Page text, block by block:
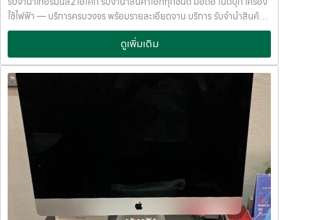
รับจำนำโทรศัพท์ Xiaomi ได้ในราคาที่คุ้มค่า เหมาะกับคนต้องการเงินด่วน
ระยะสั้นค่ะ OPPO รุ่นที่ร้านรับจำนำสนใจ OPPO เป็นมือถือที่มีดีไซน์สวย
และมีฐานลูกค้าค่อนข้างกว้าง รุ่นที่รับจำนำได้ดี: OPPO Find X7 / X6
Pro OPPO Reno 11 Pro เหมาะสำหรับการ รับฝากมือถือ OPPO โดยเฉ
พาะรุ่นท็อปหรือรุ่นที่สภาพดีครบกล่องค่ะ Vivo และ Google Pixel มือถือ
กลุ่มนี้เป็นสายเฉพาะทาง แต่ยังสามารถนำมาจำนำได้ รุ่นที่น่าสนใจ: Vivo
X100 Pro Vivo X90 Google Pixel 8 Pro Google Pixel 7 Pro หาก
เป็นรุ่นเรือธง สภาพดี
ร้านยังสามารถ รับจำนำโทรศัพท์ Vivo / Google
Pixel ได้ค่ะ ปัจจัยที่ทำให้โทรศัพท์รับจำนำได้ราคาดี ก่อนนำมือถือมารับ
จำนำ ควรเช็กสิ่งเหล่านี้ค่ะ รุ่นใหม่หรือรุ่นเรือธง สภาพเครื่องดี หน้าจอไม่
แตก แบตไม่เสื่อมหนัก อุปกรณ์ครบ (กล่อง สาย ชาร์จ) ไม่ติดล็อก iCloud
/ Google Account ยิ่งสภาพดี ราคาจำนำก็ยิ่งสูงค่ะ รับจำนำโทรศัพท์ที่
JumnumPlus ดีอย่างไร ที่ JumnumPlus เราให้บริการ รับจำนำโทรศัพท์
ทุกแบรนด์ ทุกระบบ ✔ ประเมินราคาฟรี✔ ให้ราคาตามตลาดจริง✔ ไม่กด
ราคา✔…
ใช้ไฟฟ้า — บริการครบวงจร พร้อมรายละเอียดงาน บริการ รับจำนำสินค้า
ไอทีทุกชนิด พร้อมให้บริการในเขต ลาดพร้าว แจ้งวัฒนะ สีลม รัชดา บางแค
รามอินทรา บางนา ด้วยมาตรฐาน รวดเร็ว ปลอดภัย ให้ราคาสูง รับจำนำเท
อร์มินัล21อโศก — รับจำนำสินค้าไอทีทุกชนิด มือถือ โน้ตบุ๊ก เครื่องใช้ไฟฟ้า
รับจำนำเทอร์มินัล21อโศก รับจำนำสินค้าไอทีทุกชนิด มือถือ โน้ตบุ๊ก เครื่อง
ใช้ไฟฟ้า บริการครอบคลุมพื้นที่ ลาดพร้าว แจ้งวัฒนะ สีลม รัชดา บางแค
รามอินทรา บางนา รับจำนำเทอร์มินัล21อโศก บริการครอบคลุมพื้นที่
ลาดพร้าว แจ้งวัฒนะ สีลม รัชดา บางแค รามอินทรา บางนา จำนำพลัส
JumnumPlus.com บริการรับจำนำที่เชื่อถือได้ในกรุงเทพฯ โทรศัพท์ มือ
ถือ โน้ตบุ๊ก เครื่องใช้ไฟฟ้า และสินทรัพย์มีค่าอื่น ๆ ทำไมเลือก รับจำนำพลัส
(JumnumPlus) เมื่อคุณต้องการเงินด่วน เราที่ รับจำนำพลัส ให้บริการรับ
จำนำสินค้าทุกประเภทอย่างครบวงจร — ไม่ว่าจะเป็น โทรศัพท์มือถือ
โน้ตบุ๊ก เครื่องใช้ไฟฟ้า หรือ สินทรัพย์มีค่าอื่น ๆ — พร้อมประเมินราคาอย่าง
เป็นธรรม ให้ราคาสูง และจ่ายเงินสดรวดเร็วภายในไม่กี่นาที เรามีมาตรฐาน
ดูเพิ่มเติม